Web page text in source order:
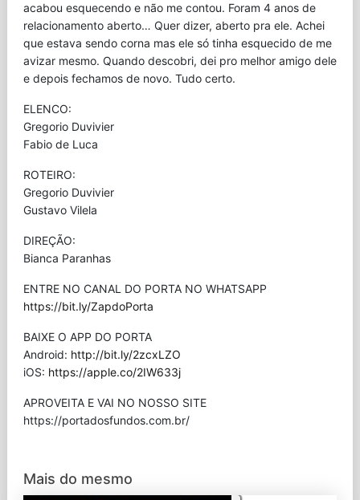
acabou esquecendo e não me contou. Foram 4 anos de
relacionamento aberto… Quer dizer, aberto pra ele. Achei
que estava sendo corna mas ele só tinha esquecido de me
avizar mesmo. Quando descobri, dei pro melhor amigo dele
e depois fechamos de novo. Tudo certo.
ELENCO:
Gregorio Duvivier
Fabio de Luca
ROTEIRO:
Gregorio Duvivier
Gustavo Vilela
DIREÇÃO:
Bianca Paranhas
ENTRE NO CANAL DO PORTA NO WHATSAPP
https://bit.ly/ZapdoPorta
BAIXE O APP DO PORTA
Android: http://bit.ly/2zcxLZO
iOS: https://apple.co/2IW633j
APROVEITA E VAI NO NOSSO SITE
⁠https://portadosfundos.com.br/
Mais do mesmo